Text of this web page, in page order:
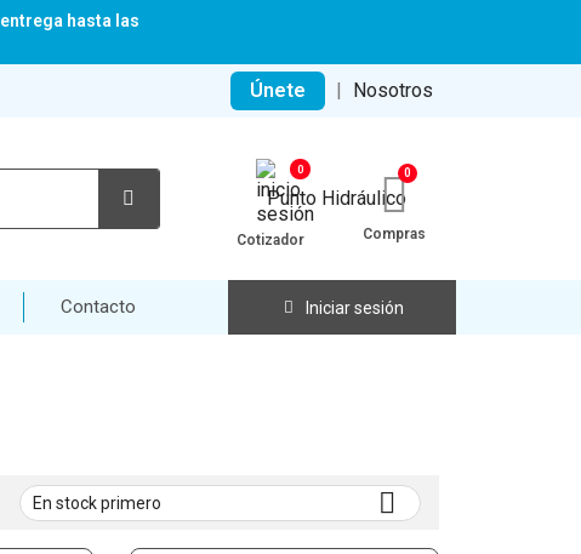
hasta las
Únete | Nosotros
0
Cotizador Compras
Contacto Iniciar sesión
En stock primero 